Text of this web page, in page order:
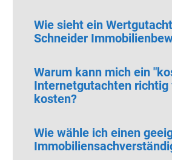
Wie sieht ein
Schneider
Warum kann mich ein
Internetgutachten richtig
kosten?
Wie wähle ich einen